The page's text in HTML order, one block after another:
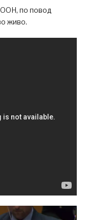
по повод
живо.